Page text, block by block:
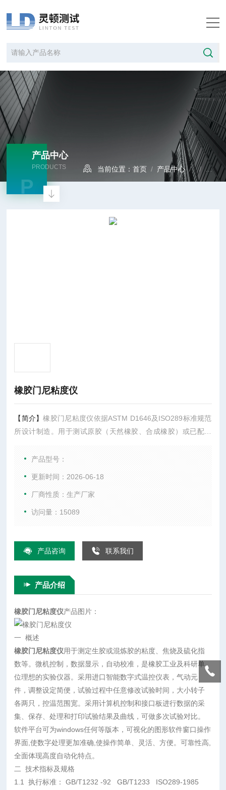
产品中心
PRODUCTS
P
当前位置：首页 / 产品中心/ /门尼
橡胶门尼粘度仪
【简介】橡胶门尼粘度仪依据ASTM D1646及ISO289标准规范
所设计制造。用于测试原胶（天然橡胶、合成橡胶）或已配方
方胶之早期硫化特性。
产品型号：
更新时间：2026-06-18
厂商性质：生产厂家
访问量：15089
产品咨询 联系我们
产品介绍
橡胶门尼粘度仪产品图片：
一 概述
橡胶门尼粘度仪用于测定生胶或混炼胶的粘度、焦烧及硫化指
数等。微机控制，数据显示，自动校准，是橡胶工业及科研单
位理想的实验仪器。采用进口智能数字式温控仪表，气动元
件，调整设定简便，试验过程中任意修改试验时间，大小转子
各两只，控温范围宽。采用计算机控制和接口板进行数据的采
集、保存、处理和打印试验结果及曲线，可做多次试验对比。
软件平台可为windows任何等版本，可视化的图形软件窗口操作
界面,使数字处理更加准确,使操作简单、灵活、方便。可靠性高,
全面体现高度自动化特点。
二 技术指标及规格
1.1 执行标准： GB/T1232 -92 GB/T1233 ISO289-1985